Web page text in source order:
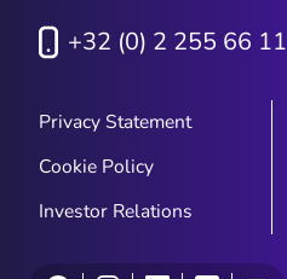
+32 (0) 2 255 66 11
Privacy Statement
Cookie Policy
Investor Relations